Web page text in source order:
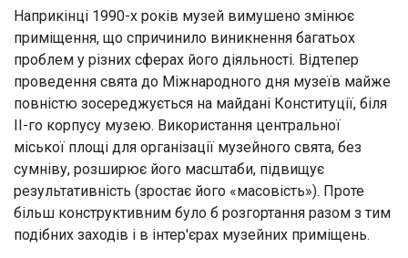
Наприкінці 1990-х років музей вимушено змінює
приміщення, що спричинило виникнення багатьох
проблем у різних сферах його діяльності. Відтепер
проведення свята до Міжнародного дня музеїв майже
повністю зосереджується на майдані Конституції, біля
ІІ-го корпусу музею. Використання центральної
міської площі для організації музейного свята, без
сумніву, розширює його масштаби, підвищує
результативність (зростає його «масовість»). Проте
більш конструктивним було б розгортання разом з тим
подібних заходів і в інтер'єрах музейних приміщень.